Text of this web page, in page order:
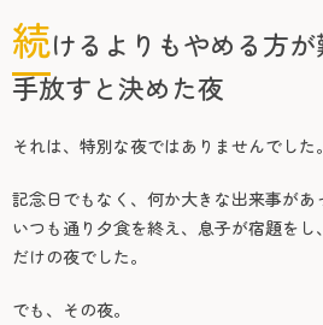
続けるよりもやめる方
手放すと決めた夜
それは、特別な夜ではありませんでした。
記念日でもなく、何か大きな出来事があ
いつも通り夕食を終え、息子が宿題をし
だけの夜でした。
でも、その夜。